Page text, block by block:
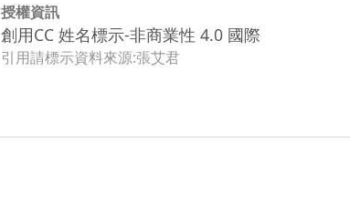
授權資訊
創用CC 姓名標示-非商業性 4.0 國際
引用請標示資料來源:張艾君